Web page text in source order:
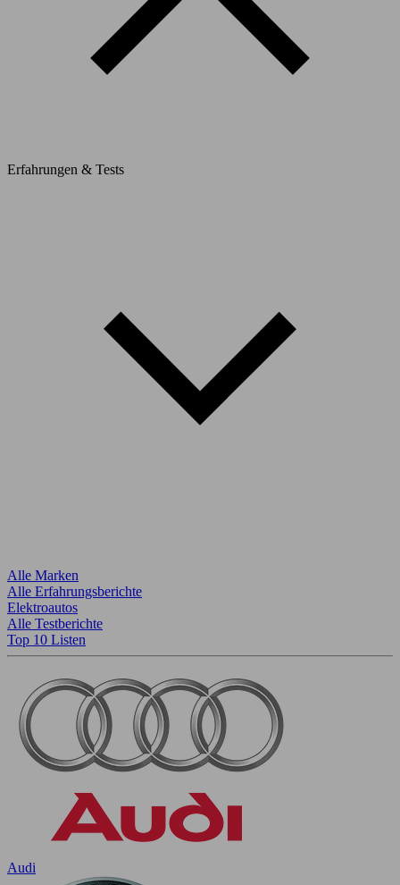
Erfahrungen & Tests
Alle Marken
Alle Erfahrungsberichte
Elektroautos
Alle Testberichte
Top 10 Listen
Audi